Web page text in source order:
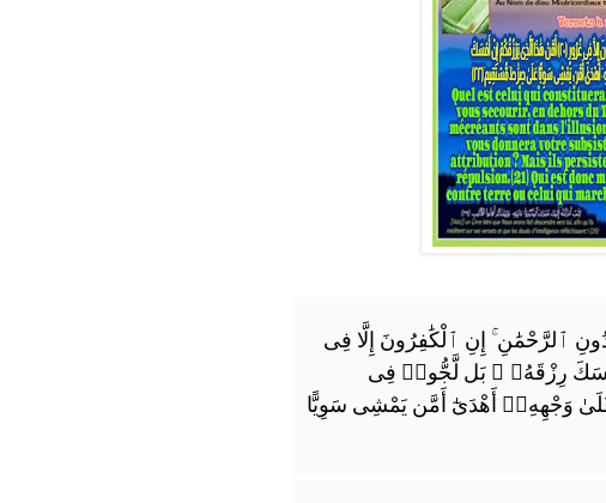
ٱلرَّحْمَٰنِۚ إِنِ ٱلْكَٰفِرُونَ إِلَّا فِى
ۚ بَل لَّجُّوا۟ فِى
مُكِبًّا عَلَىٰ وَجْهِهِۦٓ أَهْدَىٰٓ أَمَّن يَمْشِى سَوِيًّا